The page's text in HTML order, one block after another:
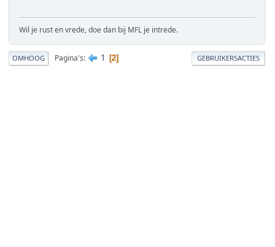
Wil je rust en vrede, doe dan bij MFL je intrede.
OMHOOG Pagina's 1 2 GEBRUIKERSACTIES